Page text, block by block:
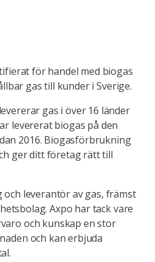
för handel med biogas
gas till kunder i Sverige.
gas i över 16 länder
levererat biogas på den
2016. Biogasförbrukning
ger ditt företag rätt till
och leverantör av gas, främst
Axpo har tack vare
och kunskap en stor
och kan erbjuda